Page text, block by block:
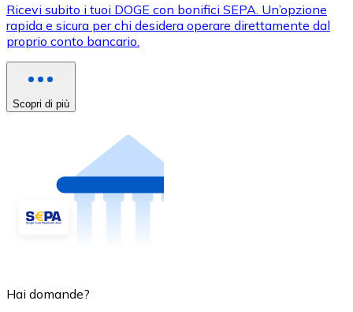
Ricevi subito i tuoi DOGE con bonifici SEPA. Un’opzione
rapida e sicura per chi desidera operare direttamente dal
proprio conto bancario.
Scopri di più
Hai domande?